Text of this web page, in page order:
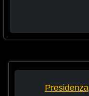
Presidenza